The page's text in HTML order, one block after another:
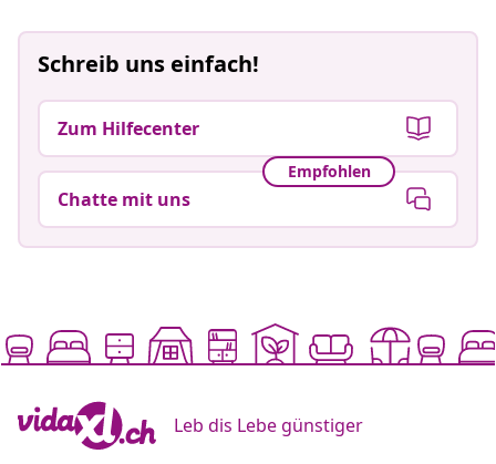
Schreib uns einfach!
Zum Hilfecenter
Empfohlen
Chatte mit uns
Leb dis Lebe günstiger